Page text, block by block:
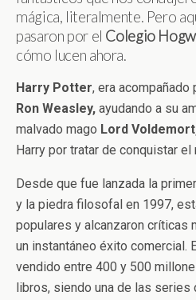
mágica, literalmente. Pero
pasaron por el Colegio
cómo lucen ahora.
Harry Potter, era acompañado
Ron Weasley, ayudando a su
malvado mago Lord
Harry por tratar de conquistar el
Desde que fue lanzada la
y la piedra filosofal en 1997,
populares y alcanzaron críticas
un instantáneo éxito comercial.
vendido entre 400 y 500
libros, siendo una de las